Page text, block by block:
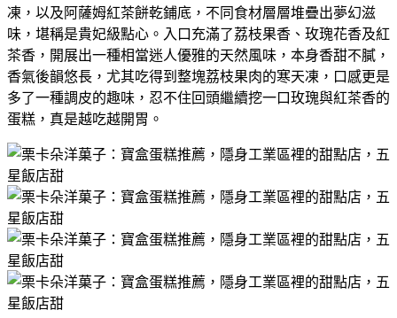
凍，以及阿薩姆紅茶餅乾鋪底，不同食材層層堆疊出夢幻滋
味，堪稱是貴妃級點心。入口充滿了荔枝果香、玫瑰花香及紅
茶香，開展出一種相當迷人優雅的天然風味，本身香甜不膩，
香氣後韻悠長，尤其吃得到整塊荔枝果肉的寒天凍，口感更是
多了一種調皮的趣味，忍不住回頭繼續挖一口玫瑰與紅茶香的
蛋糕，真是越吃越開胃。